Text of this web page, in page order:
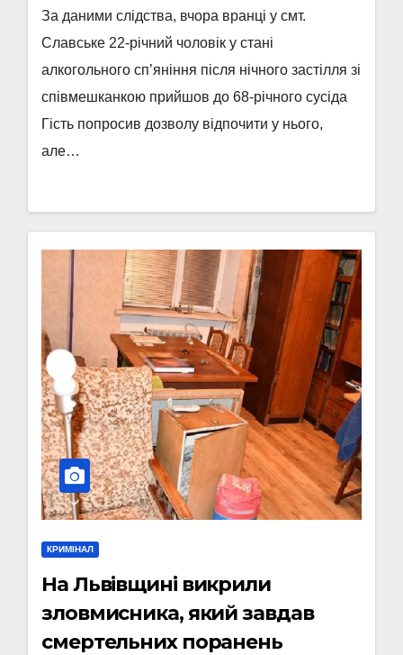
За даними слідства, вчора вранці у смт.
Славське 22-річний чоловік у стані
алкогольного сп’яніння після нічного застілля зі
співмешканкою прийшов до 68-річного сусіда
Гість попросив дозволу відпочити у нього,
але…
КРИМІНАЛ
На Львівщині викрили
зловмисника, який завдав
смертельних поранень